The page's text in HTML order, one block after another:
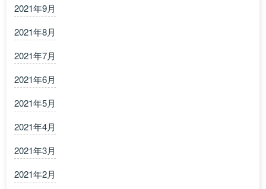
2021年9月
2021年8月
2021年7月
2021年6月
2021年5月
2021年4月
2021年3月
2021年2月